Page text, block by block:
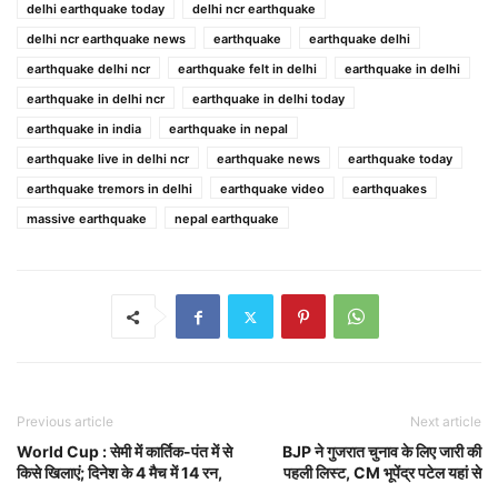
delhi earthquake today
delhi ncr earthquake
delhi ncr earthquake news
earthquake
earthquake delhi
earthquake delhi ncr
earthquake felt in delhi
earthquake in delhi
earthquake in delhi ncr
earthquake in delhi today
earthquake in india
earthquake in nepal
earthquake live in delhi ncr
earthquake news
earthquake today
earthquake tremors in delhi
earthquake video
earthquakes
massive earthquake
nepal earthquake
Previous article
World Cup : सेमी में कार्तिक-पंत में से
किसे खिलाएं; दिनेश के 4 मैच में 14 रन,
Next article
BJP ने गुजरात चुनाव के लिए जारी की
पहली लिस्‍ट, CM भूपेंद्र पटेल यहां से